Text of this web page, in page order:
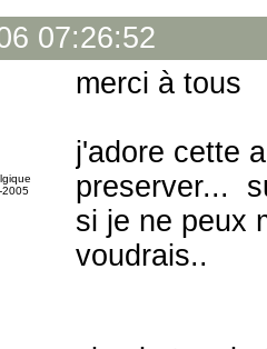
07:26:52
2005
merci à tous
j'adore cette
preserver...
si je ne peux
voudrais..